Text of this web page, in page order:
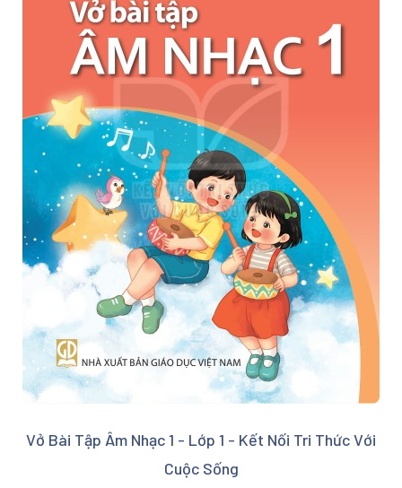
Vở Bài Tập Âm Nhạc 1 - Lớp 1 - Kết Nối Tri Thức Với
Cuộc Sống